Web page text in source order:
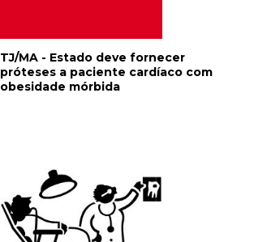
TJ/MA - Estado deve fornecer
próteses a paciente cardíaco com
obesidade mórbida